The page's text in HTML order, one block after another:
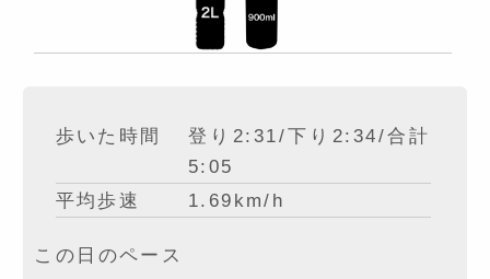
歩いた時間
登り2:31/下り2:34/合計
5:05
平均歩速
1.69km/h
この日のペース